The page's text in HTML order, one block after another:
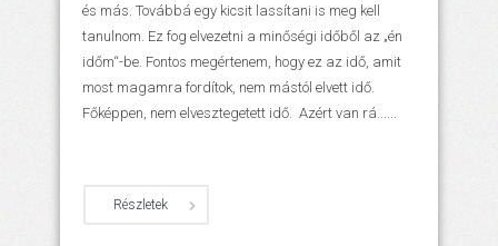
és más. Továbbá egy kicsit lassítani is meg kell
tanulnom. Ez fog elvezetni a minőségi időből az „én
időm“-be. Fontos megértenem, hogy ez az idő, amit
most magamra fordítok, nem mástól elvett idő.
Főképpen, nem elvesztegetett idő. Azért van rá......
Részletek